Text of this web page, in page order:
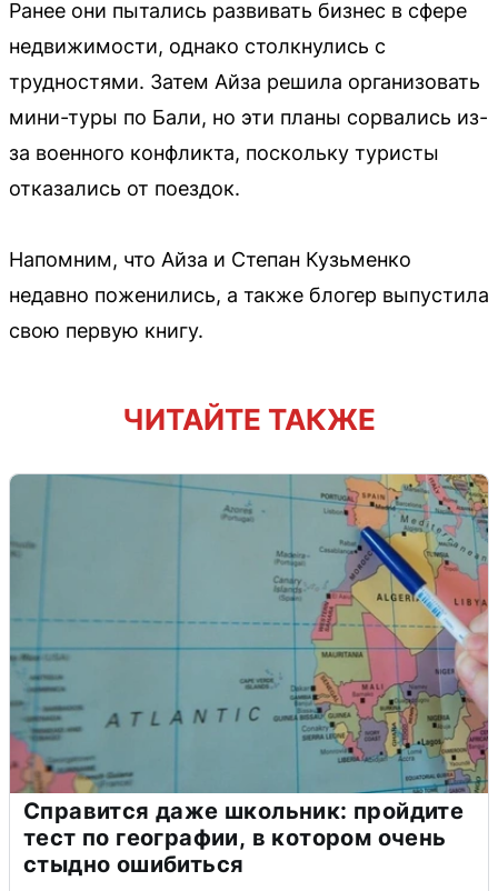
Ранее они пытались развивать бизнес в сфере
недвижимости, однако столкнулись с
трудностями. Затем Айза решила организовать
мини-туры по Бали, но эти планы сорвались из-
за военного конфликта, поскольку туристы
отказались от поездок.
Напомним, что Айза и Степан Кузьменко
недавно поженились, а также блогер выпустила
свою первую книгу.
ЧИТАЙТЕ ТАКЖЕ
Справится даже школьник: пройдите
тест по географии, в котором очень
стыдно ошибиться